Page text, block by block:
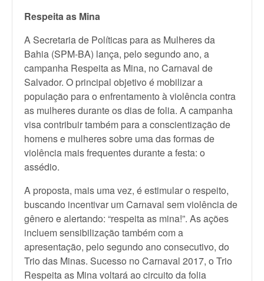
Respeita as Mina
A Secretaria de Políticas para as Mulheres da
Bahia (SPM-BA) lança, pelo segundo ano, a
campanha Respeita as Mina, no Carnaval de
Salvador. O principal objetivo é mobilizar a
população para o enfrentamento à violência contra
as mulheres durante os dias de folia. A campanha
visa contribuir também para a conscientização de
homens e mulheres sobre uma das formas de
violência mais frequentes durante a festa: o
assédio.
A proposta, mais uma vez, é estimular o respeito,
buscando incentivar um Carnaval sem violência de
gênero e alertando: “respeita as mina!”. As ações
incluem sensibilização também com a
apresentação, pelo segundo ano consecutivo, do
Trio das Minas. Sucesso no Carnaval 2017, o Trio
Respeita as Mina voltará ao circuito da folia